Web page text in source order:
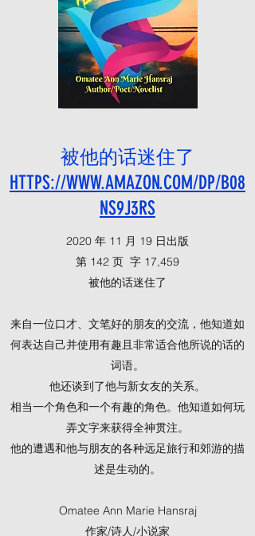
被他的话迷住了
HTTPS://WWW.AMAZON.COM/DP/B08
NS9J3RS
2020 年 11 月 19 日出版
第 142 页 字 17,459
被他的话迷住了
来自一位口才、文笔好的朋友的交流，他知道如
何表达自己并使用有趣且非常适合他所说的话的
词语。
他还谈到了他与新女友的关系。
相当一个角色和一个有趣的角色。他知道如何玩
弄文字来获得全神贯注。
他的遭遇和他与朋友的各种远足旅行和郊游的描
述是生动的。
Omatee Ann Marie Hansraj
作家/诗人/小说家